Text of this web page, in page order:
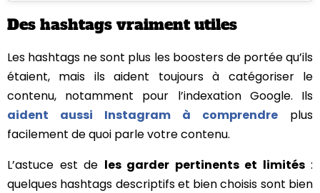
Des hashtags vraiment utiles
Les hashtags ne sont plus les boosters de portée qu’ils
étaient, mais ils aident toujours à catégoriser le
contenu, notamment pour l’indexation Google. Ils
aident aussi Instagram à comprendre plus
facilement de quoi parle votre contenu.
L’astuce est de les garder pertinents et limités:
quelques hashtags descriptifs et bien choisis sont bien